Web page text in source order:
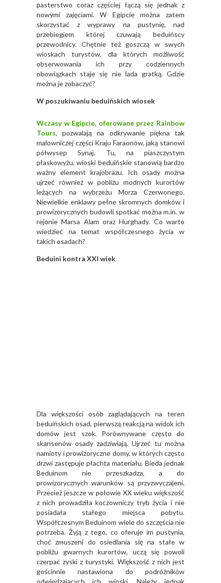
pasterstwo coraz częściej łączą się jednak z
nowymi zajęciami. W Egipcie można zatem
skorzystać z wyprawy na pustynię, nad
przebiegiem której czuwają beduińscy
przewodnicy. Chętnie też goszczą w swych
wioskach turystów, dla których możliwość
obserwowania ich przy codziennych
obowiązkach staje się nie lada gratką. Gdzie
można je zobaczyć?
W poszukiwaniu beduińskich wiosek
Wczasy w Egipcie, oferowane przez Rainbow
Tours, pozwalają na odkrywanie piękna tak
malowniczej części Kraju Faraonów, jaką stanowi
półwysep Synaj. Tu, na piaszczystym
płaskowyżu, wioski beduińskie stanowią bardzo
ważny element krajobrazu. Ich osady można
ujrzeć również w pobliżu modnych kurortów
leżących na wybrzeżu Morza Czerwonego.
Niewielkie enklawy pełne skromnych domków i
prowizorycznych budowli spotkać można m.in. w
rejonie Marsa Alam oraz Hurghady. Co warto
wiedzieć na temat współczesnego życia w
takich osadach?
Beduini kontra XXI wiek
Dla większości osób zaglądających na teren
beduińskich osad, pierwszą reakcją na widok ich
domów jest szok. Porównywane często do
skansenów osady zadziwiają. Ujrzeć tu można
namioty i prowizoryczne domy, w których często
drzwi zastępuje płachta materiału. Bieda jednak
Beduinom nie przeszkadza, a do
prowizorycznych warunków są przyzwyczajeni.
Przecież jeszcze w połowie XX wieku większość
z nich prowadziła koczowniczy tryb życia i nie
posiadała stałego miejsca pobytu.
Współczesnym Beduinom wiele do szczęścia nie
potrzeba. Żyją z tego, co oferuje im pustynia,
choć zmuszeni do osiedlania się na stałe w
pobliżu gwarnych kurortów, uczą się powoli
czerpać zyski z turystyki. Większość z nich jest
gościnnie nastawiona do podróżników
odwiedzających ich wioski. Należy jednak